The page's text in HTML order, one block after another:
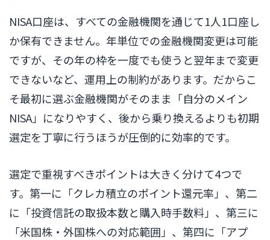
NISA口座は、すべての金融機関を通じて1人1口座し
か保有できません。年単位での金融機関変更は可能
ですが、その年の枠を一度でも使うと翌年まで変更
できないなど、運用上の制約があります。だからこ
そ最初に選ぶ金融機関がそのまま「自分のメイン
NISA」になりやすく、後から乗り換えるよりも初期
選定を丁寧に行うほうが圧倒的に効率的です。
選定で重視すべきポイントは大きく分けて4つで
す。第一に「クレカ積立のポイント還元率」、第二
に「投資信託の取扱本数と購入時手数料」、第三に
「米国株・外国株への対応範囲」、第四に「アプ